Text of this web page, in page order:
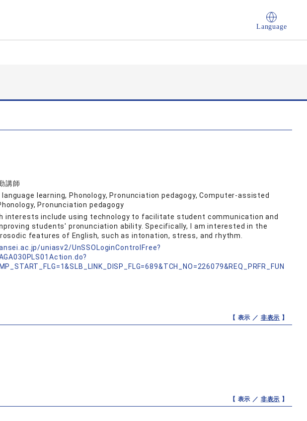
Language
講師
learning, Phonology, Pronunciation pedagogy, Computer-assisted
Pronunciation pedagogy
interests include using technology to facilitate student communication and
students' pronunciation ability. Specifically, I am interested in the
features of English, such as intonation, stress, and rhythm.
uniasv2/UnSSOLoginControlFree?
【 表示 ／ 非表示 】
【 表示 ／ 非表示 】